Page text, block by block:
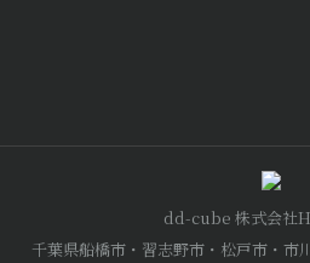
dd-cube 株式会社
千葉県船橋市・習志野市・松戸市・市